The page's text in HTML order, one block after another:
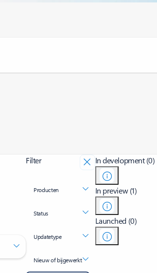
Filter
Producten
Status
Updatetype
Nieuw of bijgewerkt
In development (0)
In preview (1)
Launched (0)